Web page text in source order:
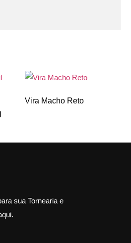
Vira Macho Reto
sua Tornearia e